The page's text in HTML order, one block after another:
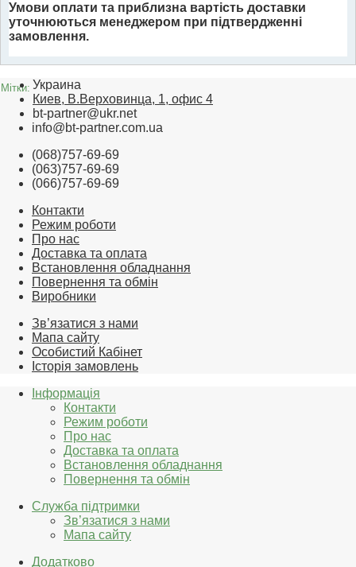
Умови оплати та приблизна вартість доставки
уточнюються менеджером при підтвердженні
замовлення.
Мітки: Украина
Киев, В.Верховинца, 1, офис 4
bt-partner@ukr.net
info@bt-partner.com.ua
(068)757-69-69
(063)757-69-69
(066)757-69-69
Контакти
Режим роботи
Про нас
Доставка та оплата
Встановлення обладнання
Повернення та обмін
Виробники
Зв’язатися з нами
Мапа сайту
Особистий Кабінет
Історія замовлень
Інформація
Контакти
Режим роботи
Про нас
Доставка та оплата
Встановлення обладнання
Повернення та обмін
Служба підтримки
Зв’язатися з нами
Мапа сайту
Додатково